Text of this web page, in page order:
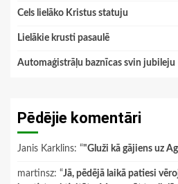
Cels lielāko Kristus statuju
Lielākie krusti pasaulē
Automaģistrāļu baznīcas svin jubileju
Pēdējie komentāri
Janis Karklins: “"Gluži kā gājiens uz
martinsz: “Jā, pēdējā laikā patiesi